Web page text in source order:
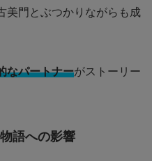
美門とぶつかりながらも成
なパートナーがストーリー
語への影響